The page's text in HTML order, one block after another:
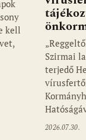
kell
Szirmai
terjedő
2026.07.30.